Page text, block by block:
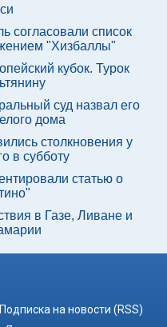
согласовали список
"Хизбаллы"
кубок. Турок
суд назвал его
дома
столкновения у
в субботу
статью о
в Газе, Ливане и
Подписка на новости (RSS)